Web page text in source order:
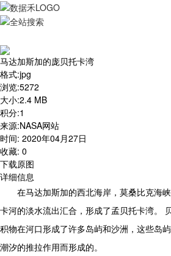
马达加斯加的庞贝托卡湾
格式:jpg
浏览:5272
大小:2.4 MB
积分:1
来源:NASA网站
时间: 2020年04月27日
收藏: 0
下载原图
详细信息
在马达加斯加的西北海岸，莫桑比克海
卡河的淡水流出汇合，形成了孟贝托卡湾。
积物在河口形成了许多岛屿和沙洲，这些岛
潮汐的推拉作用而形成的。